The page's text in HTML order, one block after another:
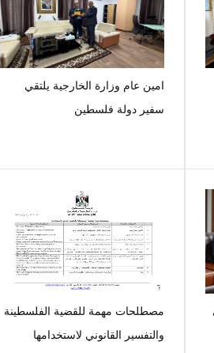
امين عام وزارة الخارجية يلتقي
سفير دولة فلسطين
مصطلحات مهمة للقضية الفلسطينة
والتفسير القانوني لاستخدامها